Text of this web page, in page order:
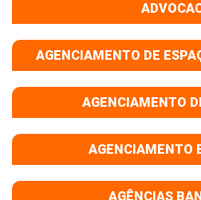
AGENCIAMENTO DE
AGENCIAMENTO
AGENCIAMENTO
AGÊNCIAS